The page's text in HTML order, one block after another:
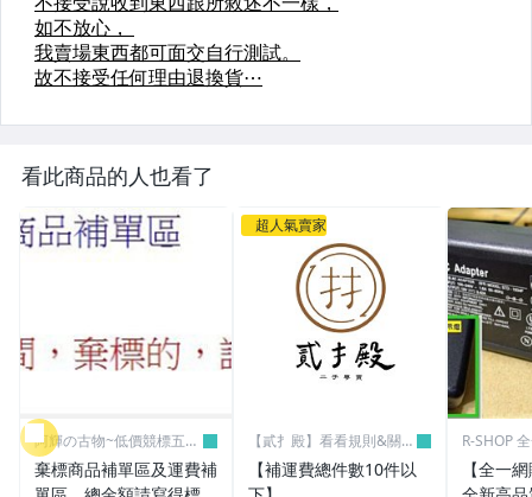
看此商品的人也看了
阿輝の古物~低價競標五六
日結標
棄標商品補單區及運費補
超人氣賣家
【貳扌殿】看看規則&關於
【補運費總件數10件以
R-SHOP
【全一